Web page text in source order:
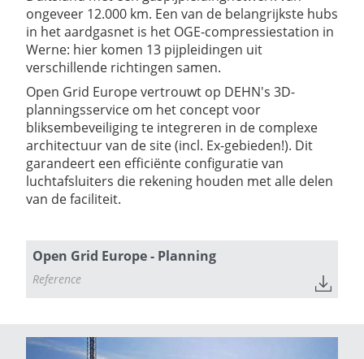
ongeveer 12.000 km. Een van de belangrijkste hubs
in het aardgasnet is het OGE-compressiestation in
Werne: hier komen 13 pijpleidingen uit
verschillende richtingen samen.
Open Grid Europe vertrouwt op DEHN's 3D-
planningsservice om het concept voor
bliksembeveiliging te integreren in de complexe
architectuur van de site (incl. Ex-gebieden!). Dit
garandeert een efficiënte configuratie van
luchtafsluiters die rekening houden met alle delen
van de faciliteit.
Open Grid Europe - Planning
Reference